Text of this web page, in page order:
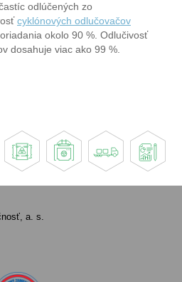
odlúčených zo
cyklónových odlučovačov
okolo 90 %. Odlučivosť
dosahuje viac ako 99 %.
a. s.